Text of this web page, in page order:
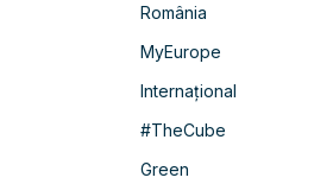
România
MyEurope
Internațional
#TheCube
Green